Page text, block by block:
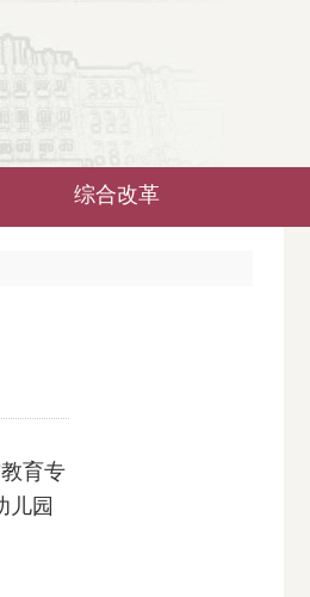
综合改革
育专
儿园